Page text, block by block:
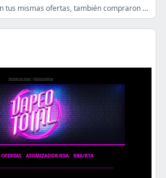
Los clientes que escogieron tus mismas ofertas, también compraron estas